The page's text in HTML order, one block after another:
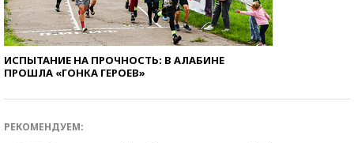
ИСПЫТАНИЕ НА ПРОЧНОСТЬ: В АЛАБИНЕ
ПРОШЛА «ГОНКА ГЕРОЕВ»
РЕКОМЕНДУЕМ: